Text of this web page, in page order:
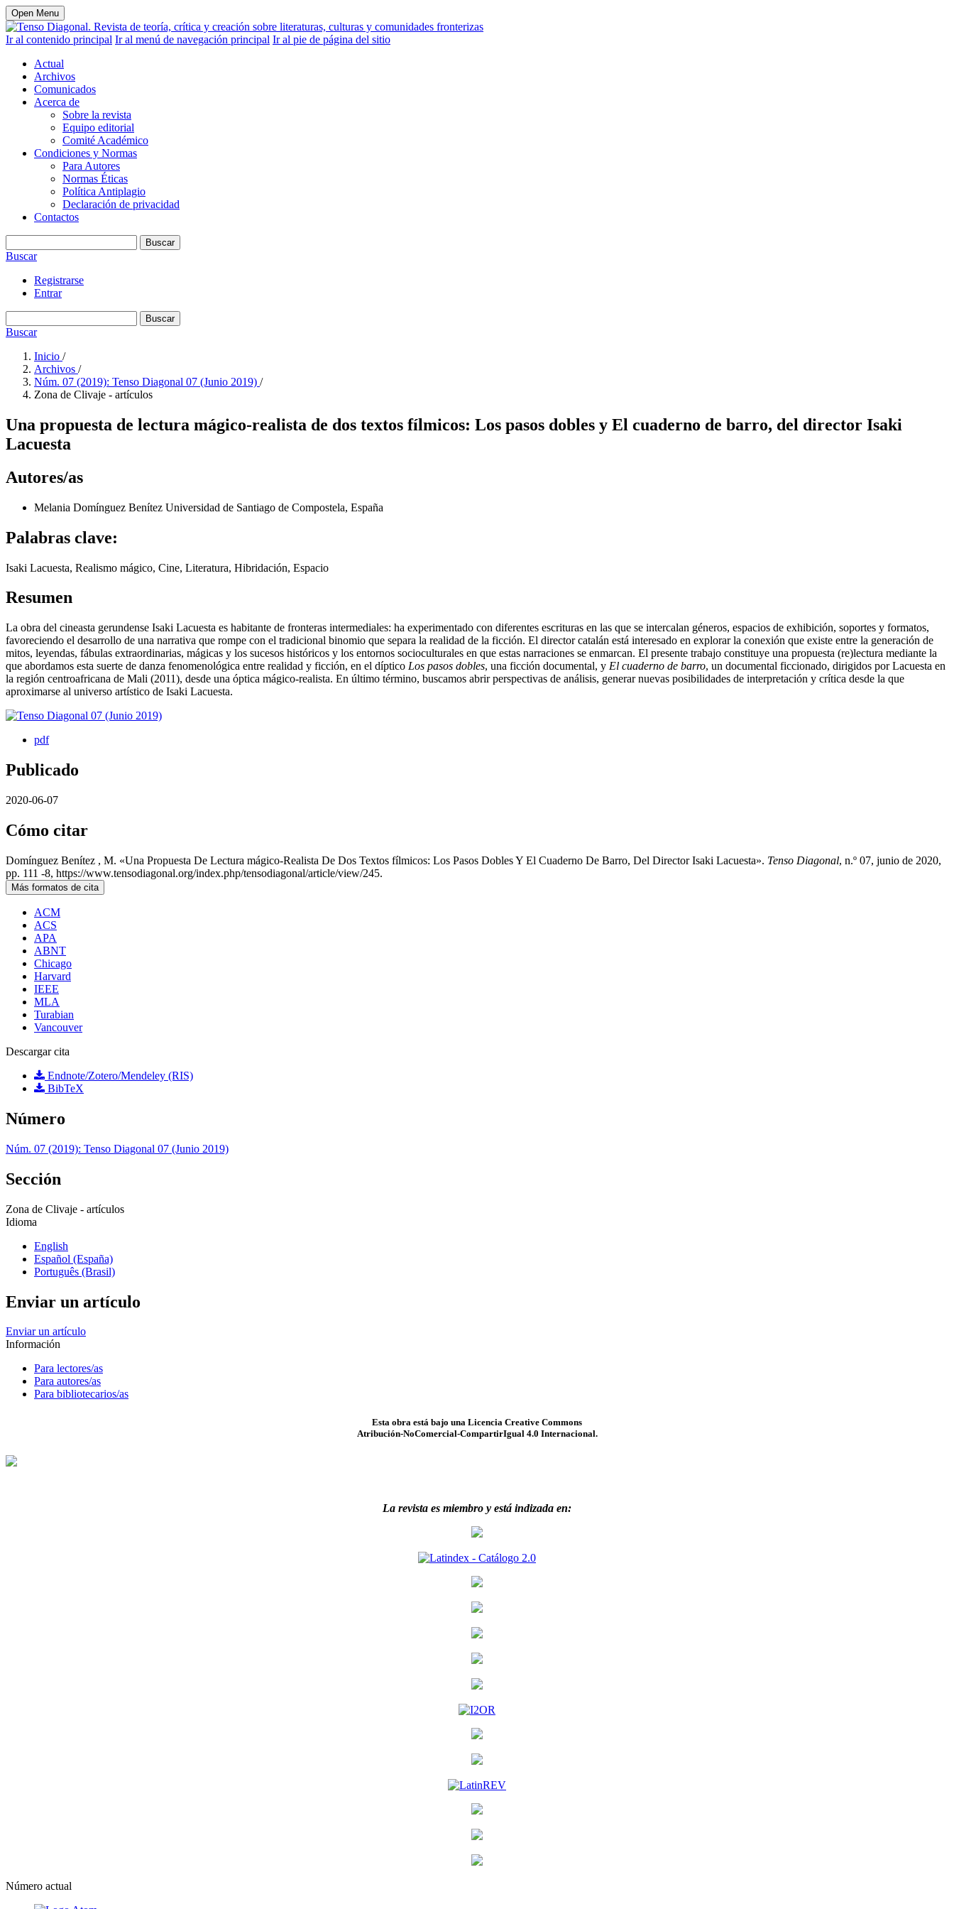
Open Menu
Ir al contenido principal Ir al menú de navegación principal Ir al pie de página del sitio
Actual
Archivos
Comunicados
Acerca de
Sobre la revista
Equipo editorial
Comité Académico
Condiciones y Normas
Para Autores
Normas Éticas
Política Antiplagio
Declaración de privacidad
Contactos
Buscar
Buscar
Registrarse
Entrar
Buscar
Buscar
Inicio /
Archivos /
Núm. 07 (2019): Tenso Diagonal 07 (Junio 2019) /
Zona de Clivaje - artículos
Una propuesta de lectura mágico-realista de dos textos fílmicos: Los pasos dobles y El cuaderno de barro, del director Isaki
Lacuesta
Autores/as
Melania Domínguez Benítez Universidad de Santiago de Compostela, España
Palabras clave:
Isaki Lacuesta, Realismo mágico, Cine, Literatura, Hibridación, Espacio
Resumen
La obra del cineasta gerundense Isaki Lacuesta es habitante de fronteras intermediales: ha experimentado con diferentes escrituras en las que se intercalan géneros, espacios de exhibición, soportes y formatos,
favoreciendo el desarrollo de una narrativa que rompe con el tradicional binomio que separa la realidad de la ficción. El director catalán está interesado en explorar la conexión que existe entre la generación de
mitos, leyendas, fábulas extraordinarias, mágicas y los sucesos históricos y los entornos socioculturales en que estas narraciones se enmarcan. El presente trabajo constituye una propuesta (re)lectura mediante la
que abordamos esta suerte de danza fenomenológica entre realidad y ficción, en el díptico Los pasos dobles, una ficción documental, y El cuaderno de barro, un documental ficcionado, dirigidos por Lacuesta en
la región centroafricana de Mali (2011), desde una óptica mágico-realista. En último término, buscamos abrir perspectivas de análisis, generar nuevas posibilidades de interpretación y crítica desde la que
aproximarse al universo artístico de Isaki Lacuesta.
pdf
Publicado
2020-06-07
Cómo citar
Domínguez Benítez , M. «Una Propuesta De Lectura mágico-Realista De Dos Textos fílmicos: Los Pasos Dobles Y El Cuaderno De Barro, Del Director Isaki Lacuesta». Tenso Diagonal, n.º 07, junio de 2020,
pp. 111 -8, https://www.tensodiagonal.org/index.php/tensodiagonal/article/view/245.
Más formatos de cita
ACM
ACS
APA
ABNT
Chicago
Harvard
IEEE
MLA
Turabian
Vancouver
Descargar cita
Endnote/Zotero/Mendeley (RIS)
BibTeX
Número
Núm. 07 (2019): Tenso Diagonal 07 (Junio 2019)
Sección
Zona de Clivaje - artículos
Idioma
English
Español (España)
Português (Brasil)
Enviar un artículo
Enviar un artículo
Información
Para lectores/as
Para autores/as
Para bibliotecarios/as
Esta obra está bajo una Licencia Creative Commons
Atribución-NoComercial-CompartirIgual 4.0 Internacional.
La revista es miembro y está indizada en:
Número actual